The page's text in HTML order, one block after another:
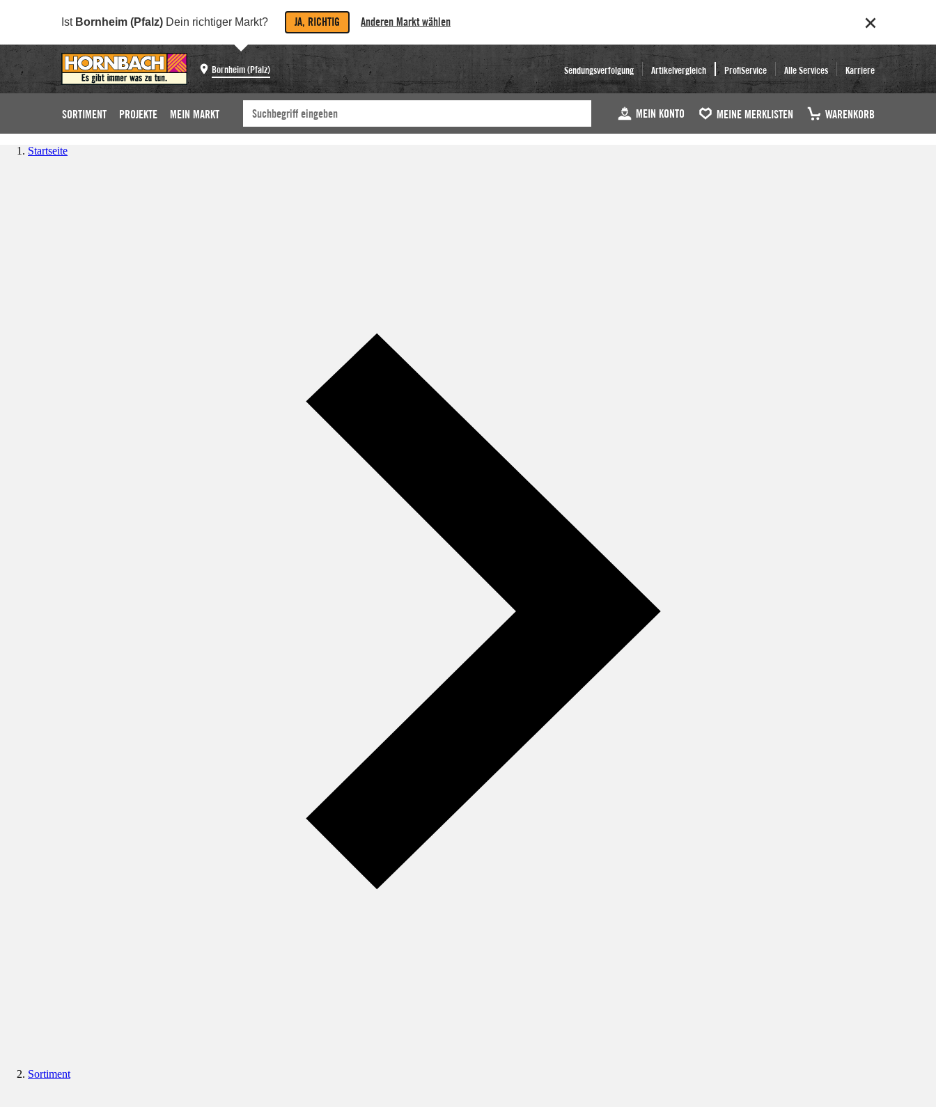
Ist Bornheim (Pfalz) Dein richtiger Markt? JA, RICHTIG Anderen Markt wählen
Bornheim (Pfalz) Sendungsverfolgung Artikelvergleich ProfiService Alle Services Karriere
SORTIMENT PROJEKTE MEIN MARKT MEIN KONTO MEINE MERKLISTEN WARENKORB
Startseite
Sortiment